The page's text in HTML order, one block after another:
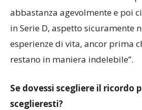
sento un po’ anche mio. Sono
momento di stallo in cui non si
l’Eccellenza: l’abbiamo vinta al
abbastanza agevolmente e poi
in Serie D, aspetto sicuramente
restano in maniera indelebile”.